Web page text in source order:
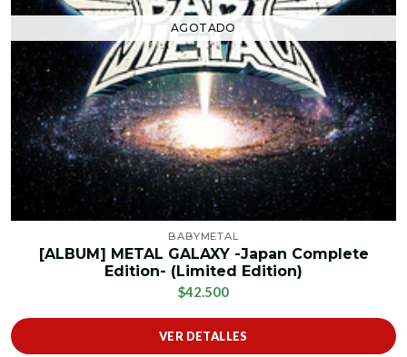
AGOTADO
BABYMETAL
[ALBUM] METAL GALAXY -Japan Complete
Edition- (Limited Edition)
$42.500
VER DETALLES